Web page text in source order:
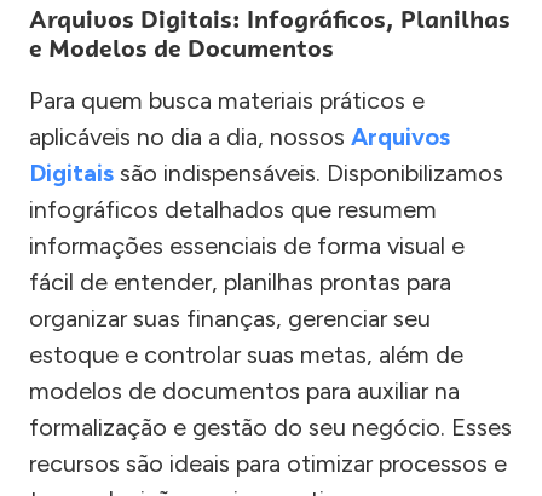
Arquivos Digitais: Infográficos, Planilhas
e Modelos de Documentos
Para quem busca materiais práticos e
aplicáveis no dia a dia, nossos Arquivos
Digitais são indispensáveis. Disponibilizamos
infográficos detalhados que resumem
informações essenciais de forma visual e
fácil de entender, planilhas prontas para
organizar suas finanças, gerenciar seu
estoque e controlar suas metas, além de
modelos de documentos para auxiliar na
formalização e gestão do seu negócio. Esses
recursos são ideais para otimizar processos e